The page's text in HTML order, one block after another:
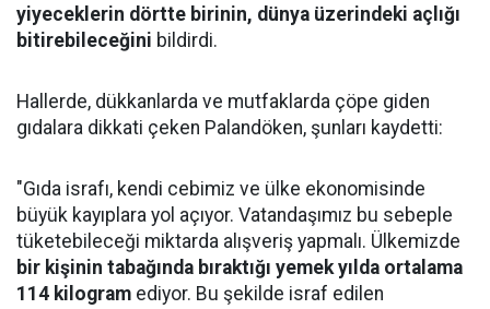
yiyeceklerin dörtte birinin, dünya üzerindeki açlığı
bitirebileceğini bildirdi.
Hallerde, dükkanlarda ve mutfaklarda çöpe giden
gıdalara dikkati çeken Palandöken, şunları kaydetti:
"Gıda israfı, kendi cebimiz ve ülke ekonomisinde
büyük kayıplara yol açıyor. Vatandaşımız bu sebeple
tüketebileceği miktarda alışveriş yapmalı. Ülkemizde
bir kişinin tabağında bıraktığı yemek yılda ortalama
114 kilogram ediyor. Bu şekilde israf edilen